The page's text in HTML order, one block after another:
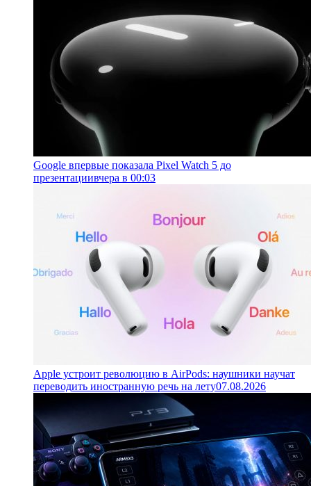
Google впервые показала Pixel Watch 5 до
презентациивчера в 00:03
Apple устроит революцию в AirPods: наушники научат
переводить иностранную речь на лету07.08.2026